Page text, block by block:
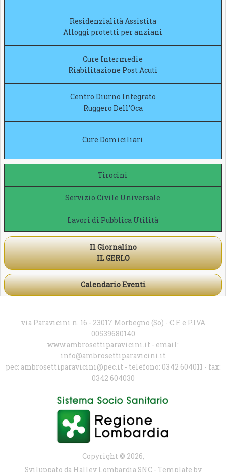
Residenzialità Assistita
Alloggi protetti per anziani
Cure Intermedie
Riabilitazione Post Acuti
Centro Diurno Integrato
Ruggero Dell’Oca
Cure Domiciliari
Tirocini
Servizio Civile Universale
Lavori di Pubblica Utilità
Il Giornalino
IL GERLO
Calendario Eventi
via Paravicini n. 16 - 23017 Morbegno (So) - C.F. e P.IVA
00539680140
www.ambrosettiparavicini.it - email:
info@ambrosettiparavicini.it
pec: ambrosettiparavicini@pec.it - telefono: 0342 604011 - fax:
0342 604030
Copyright © 2026,
Sviluppato da Halley Lombardia SNC - Template by